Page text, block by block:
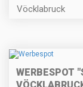
Vöcklabruck
WERBESPOT